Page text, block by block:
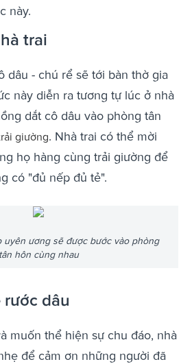
này.
trai
dâu - chú rể sẽ tới bàn thờ gia
này diễn ra tương tự lúc ở nhà
dắt cô dâu vào phòng tân
giường. Nhà trai có thể mời
họ hàng cùng trải giường để
có "đủ nếp đủ tẻ".
uyên ương sẽ được bước vào phòng
tân hôn cùng nhau
rước dâu
muốn thể hiện sự chu đáo, nhà
để cảm ơn những người đã